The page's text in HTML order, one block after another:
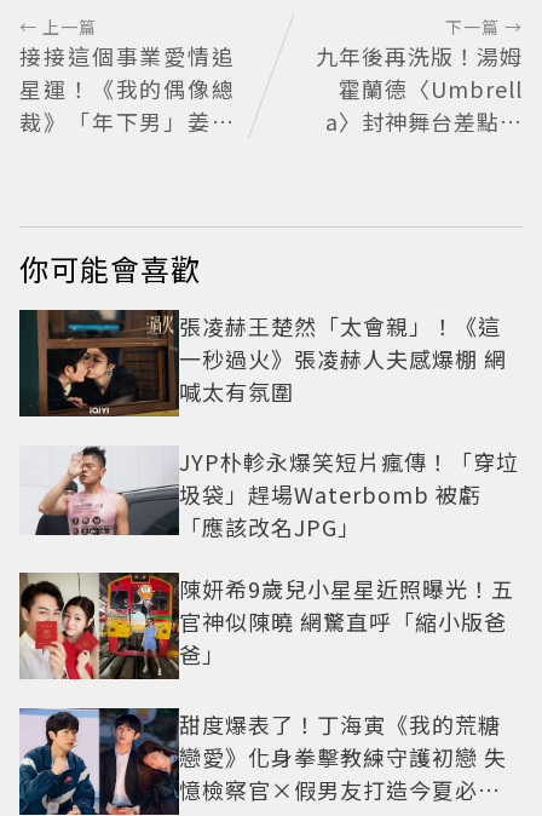
← 上一篇
接接這個事業愛情追
星運！《我的偶像總
裁》「年下男」姜勳
下一篇 →
九年後再洗版！湯姆
霍蘭德〈Umbrell
a〉封神舞台差點變
開
你可能會喜歡
張凌赫王楚然「太會親」！《這
一秒過火》張凌赫人夫感爆棚 網
喊太有氛圍
JYP朴軫永爆笑短片瘋傳！「穿垃
圾袋」趕場Waterbomb 被虧
「應該改名JPG」
陳妍希9歲兒小星星近照曝光！五
官神似陳曉 網驚直呼「縮小版爸
爸」
甜度爆表了！丁海寅《我的荒糖
戀愛》化身拳擊教練守護初戀 失
憶檢察官×假男友打造今夏必看